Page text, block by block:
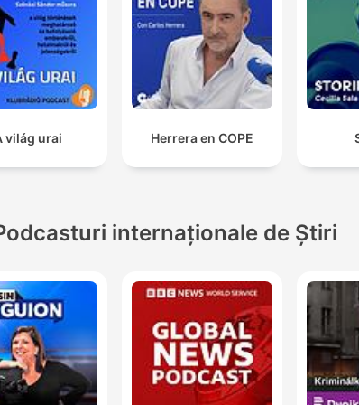
világ urai Herrera en COPE
internaționale de Știri